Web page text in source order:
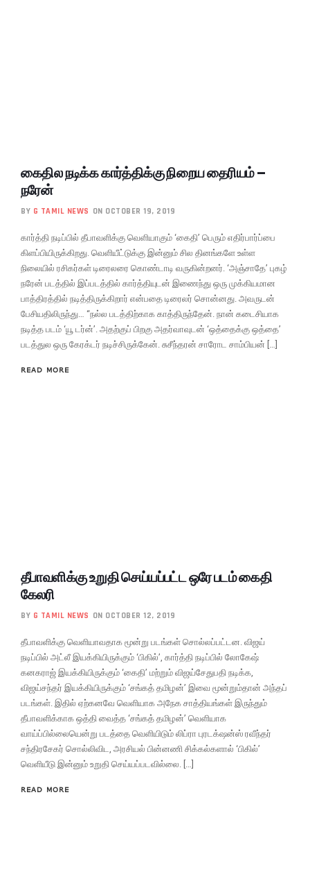
கைதில நடிக்க கார்த்திக்கு நிறைய தைரியம் –
நரேன்
BY G TAMIL NEWS ON OCTOBER 19, 2019
கார்த்தி நடிப்பில் தீபாவளிக்கு வெளியாகும் ‘கைதி’ பெரும் எதிர்பார்ப்பை
கிளப்பியிருக்கிறது. வெளியீட்டுக்கு இன்னும் சில தினங்களே உள்ள
நிலையில் ரசிகர்கள் டிரைலரை கொண்டாடி வருகின்றனர். ‘அஞ்சாதே’ புகழ்
நரேன் படத்தில் இப்படத்தில் கார்த்தியுடன் இணைந்து ஒரு முக்கியமான
பாத்திரத்தில் நடித்திருக்கிறார் என்பதை டிரைலர் சொன்னது. அவருடன்
பேசியதிலிருந்து… “நல்ல படத்திற்காக காத்திருந்தேன். நான் கடைசியாக
நடித்த படம் ‘யூ டர்ன்’. அதற்குப் பிறகு அதர்வாவுடன் ‘ஒத்தைக்கு ஒத்தை’
படத்துல ஒரு கேரக்டர் நடிச்சிருக்கேன். சுசீந்தரன் சாரோட சாம்பியன் […]
READ MORE
தீபாவளிக்கு உறுதி செய்யப்பட்ட ஒரே படம் கைதி
கேலரி
BY G TAMIL NEWS ON OCTOBER 12, 2019
தீபாவளிக்கு வெளியாவதாக மூன்று படங்கள் சொல்லப்பட்டன. விஜய்
நடிப்பில் அட்லீ இயக்கியிருக்கும் ‘பிகில்’, கார்த்தி நடிப்பில் லோகேஷ்
கனகராஜ் இயக்கியிருக்கும் ‘கைதி’ மற்றும் விஜய்சேதுபதி நடிக்க,
விஜய்சந்தர் இயக்கியிருக்கும் ‘சங்கத் தமிழன்’ இவை மூன்றும்தான் அந்தப்
படங்கள். இதில் ஏற்கனவே வெளியாக அநேக சாத்தியங்கள் இருந்தும்
தீபாவளிக்காக ஒத்தி வைத்த ‘சங்கத் தமிழன்’ வெளியாக
வாய்ப்பில்லையென்று படத்தை வெளியிடும் லிப்ரா புரடக்‌ஷன்ஸ் ரவீந்தர்
சந்திரசேகர் சொல்லிவிட, அரசியல் பின்னணி சிக்கல்களால் ‘பிகில்’
வெளியீடு இன்னும் உறுதி செய்யப்படவில்லை. […]
READ MORE